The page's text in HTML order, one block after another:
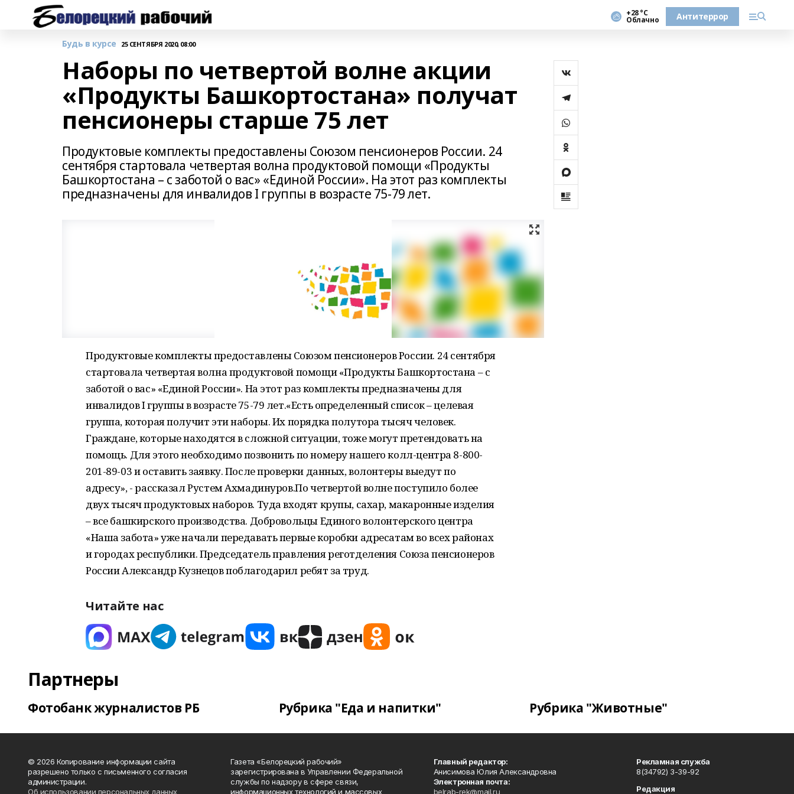
+28 °С
Облачно Антитеррор
Будь в курсе 25 СЕНТЯБРЯ 2020, 08:00
Наборы по четвертой волне акции
«Продукты Башкортостана» получат
пенсионеры старше 75 лет
Продуктовые комплекты предоставлены Союзом пенсионеров России. 24
сентября стартовала четвертая волна продуктовой помощи «Продукты
Башкортостана – с заботой о вас» «Единой России». На этот раз комплекты
предназначены для инвалидов I группы в возрасте 75-79 лет.
Продуктовые комплекты предоставлены Союзом пенсионеров России. 24 сентября
стартовала четвертая волна продуктовой помощи «Продукты Башкортостана – с
заботой о вас» «Единой России». На этот раз комплекты предназначены для
инвалидов I группы в возрасте 75-79 лет.«Есть определенный список – целевая
группа, которая получит эти наборы. Их порядка полутора тысяч человек.
Граждане, которые находятся в сложной ситуации, тоже могут претендовать на
помощь. Для этого необходимо позвонить по номеру нашего колл-центра 8-800-
201-89-03 и оставить заявку. После проверки данных, волонтеры выедут по
адресу», - рассказал Рустем Ахмадинуров.По четвертой волне поступило более
двух тысяч продуктовых наборов. Туда входят крупы, сахар, макаронные изделия
– все башкирского производства. Добровольцы Единого волонтерского центра
«Наша забота» уже начали передавать первые коробки адресатам во всех районах
и городах республики. Председатель правления реготделения Союза пенсионеров
России Александр Кузнецов поблагодарил ребят за труд.
Читайте нас
Партнеры
Фотобанк журналистов РБ Рубрика "Еда и напитки" Рубрика "Животные"
© 2026 Копирование информации сайта
разрешено только с письменного согласия
администрации.
Об использовании персональных данных
Газета «Белорецкий рабочий»
зарегистрирована в Управлении Федеральной
службы по надзору в сфере связи,
информационных технологий и массовых
Главный редактор:
Анисимова Юлия Александровна
Электронная почта:
belrab-rek@mail.ru
Рекламная служба
8(34792) 3-39-92
Редакция